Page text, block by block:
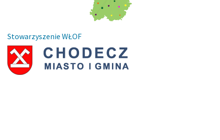
Stowarzyszenie WŁOF